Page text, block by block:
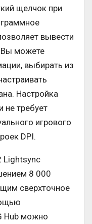
щелчок при
вывести
Вы можете
выбирать из
Настройка
не требует
игрового
DPI.
Lightsync
8 000
сверхточное
Hub можно